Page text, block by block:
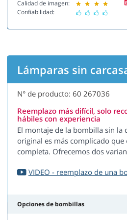
Calidad de imagen:
Confiabilidad:
Lámparas sin
N° de producto: 60 267036
Reemplazo más difícil, solo
hábiles con experiencia
El montaje de la bombilla sin la
original es más complicado
completa. Ofrecemos dos
VIDEO - reemplazo de una
Opciones de bombillas